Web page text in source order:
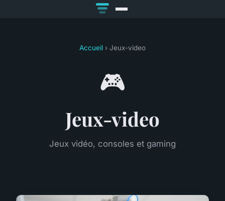
Accueil › Jeux-video
🎮
Jeux-video
Jeux vidéo, consoles et gaming